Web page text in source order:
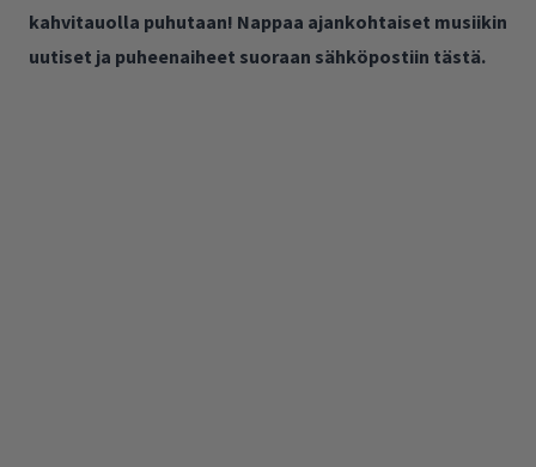
kahvitauolla puhutaan! Nappaa ajankohtaiset musiikin
uutiset ja puheenaiheet suoraan sähköpostiin tästä.